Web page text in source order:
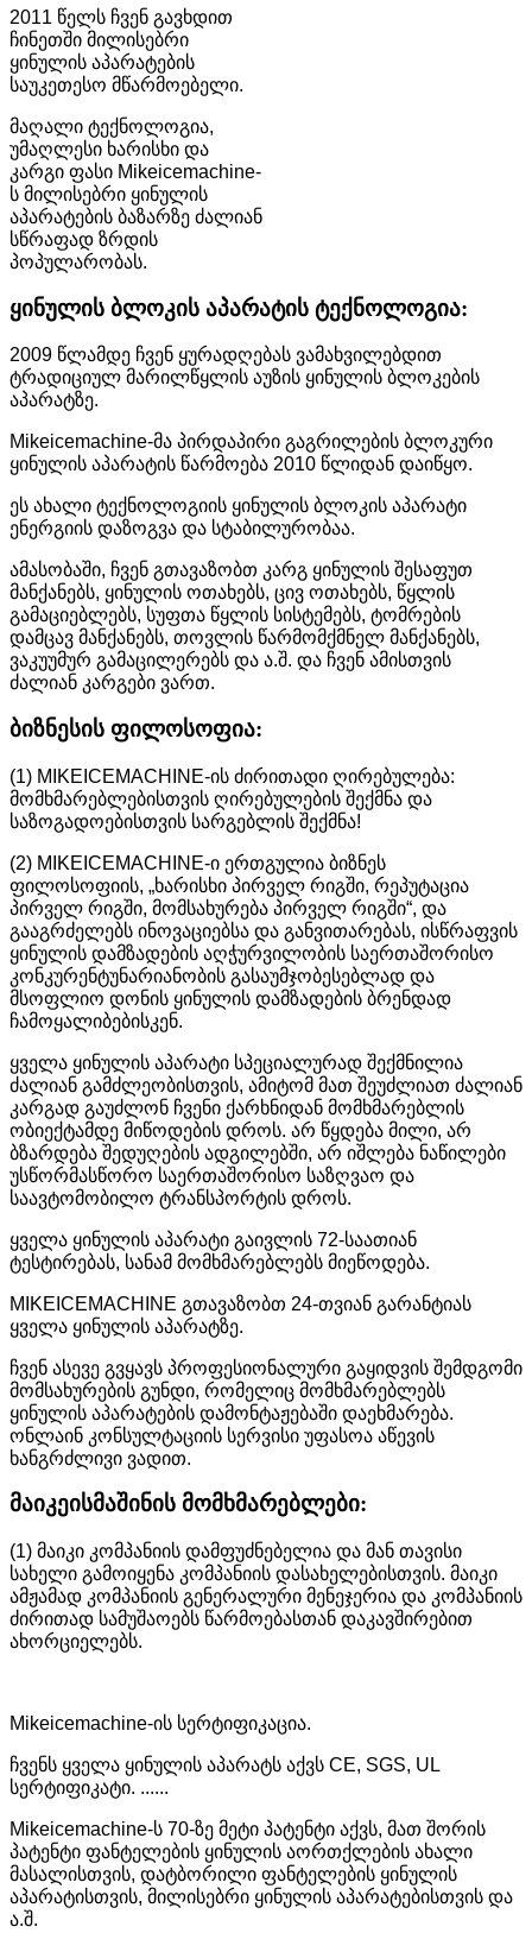
2011 წელს ჩვენ გავხდით
ჩინეთში მილისებრი
ყინულის აპარატების
საუკეთესო მწარმოებელი.
მაღალი ტექნოლოგია,
უმაღლესი ხარისხი და
კარგი ფასი Mikeicemachine-
ს მილისებრი ყინულის
აპარატების ბაზარზე ძალიან
სწრაფად ზრდის
პოპულარობას.
ყინულის ბლოკის აპარატის ტექნოლოგია:
2009 წლამდე ჩვენ ყურადღებას ვამახვილებდით
ტრადიციულ მარილწყლის აუზის ყინულის ბლოკების
აპარატზე.
Mikeicemachine-მა პირდაპირი გაგრილების ბლოკური
ყინულის აპარატის წარმოება 2010 წლიდან დაიწყო.
ეს ახალი ტექნოლოგიის ყინულის ბლოკის აპარატი
ენერგიის დაზოგვა და სტაბილურობაა.
ამასობაში, ჩვენ გთავაზობთ კარგ ყინულის შესაფუთ
მანქანებს, ყინულის ოთახებს, ცივ ოთახებს, წყლის
გამაციებლებს, სუფთა წყლის სისტემებს, ტომრების
დამცავ მანქანებს, თოვლის წარმომქმნელ მანქანებს,
ვაკუუმურ გამაცილერებს და ა.შ. და ჩვენ ამისთვის
ძალიან კარგები ვართ.
ბიზნესის ფილოსოფია:
(1) MIKEICEMACHINE-ის ძირითადი ღირებულება:
მომხმარებლებისთვის ღირებულების შექმნა და
საზოგადოებისთვის სარგებლის შექმნა!
(2) MIKEICEMACHINE-ი ერთგულია ბიზნეს
ფილოსოფიის, „ხარისხი პირველ რიგში, რეპუტაცია
პირველ რიგში, მომსახურება პირველ რიგში“, და
გააგრძელებს ინოვაციებსა და განვითარებას, ისწრაფვის
ყინულის დამზადების აღჭურვილობის საერთაშორისო
კონკურენტუნარიანობის გასაუმჯობესებლად და
მსოფლიო დონის ყინულის დამზადების ბრენდად
ჩამოყალიბებისკენ.
ყველა ყინულის აპარატი სპეციალურად შექმნილია
ძალიან გამძლეობისთვის, ამიტომ მათ შეუძლიათ ძალიან
კარგად გაუძლონ ჩვენი ქარხნიდან მომხმარებლის
ობიექტამდე მიწოდების დროს. არ წყდება მილი, არ
ბზარდება შედუღების ადგილებში, არ იშლება ნაწილები
უსწორმასწორო საერთაშორისო საზღვაო და
საავტომობილო ტრანსპორტის დროს.
ყველა ყინულის აპარატი გაივლის 72-საათიან
ტესტირებას, სანამ მომხმარებლებს მიეწოდება.
MIKEICEMACHINE გთავაზობთ 24-თვიან გარანტიას
ყველა ყინულის აპარატზე.
ჩვენ ასევე გვყავს პროფესიონალური გაყიდვის შემდგომი
მომსახურების გუნდი, რომელიც მომხმარებლებს
ყინულის აპარატების დამონტაჟებაში დაეხმარება.
ონლაინ კონსულტაციის სერვისი უფასოა აწევის
ხანგრძლივი ვადით.
მაიკეისმაშინის მომხმარებლები:
(1) მაიკი კომპანიის დამფუძნებელია და მან თავისი
სახელი გამოიყენა კომპანიის დასახელებისთვის. მაიკი
ამჟამად კომპანიის გენერალური მენეჯერია და კომპანიის
ძირითად სამუშაოებს წარმოებასთან დაკავშირებით
ახორციელებს.
Mikeicemachine-ის სერტიფიკაცია.
ჩვენს ყველა ყინულის აპარატს აქვს CE, SGS, UL
სერტიფიკატი. ......
Mikeicemachine-ს 70-ზე მეტი პატენტი აქვს, მათ შორის
პატენტი ფანტელების ყინულის აორთქლების ახალი
მასალისთვის, დატბორილი ფანტელების ყინულის
აპარატისთვის, მილისებრი ყინულის აპარატებისთვის და
ა.შ.